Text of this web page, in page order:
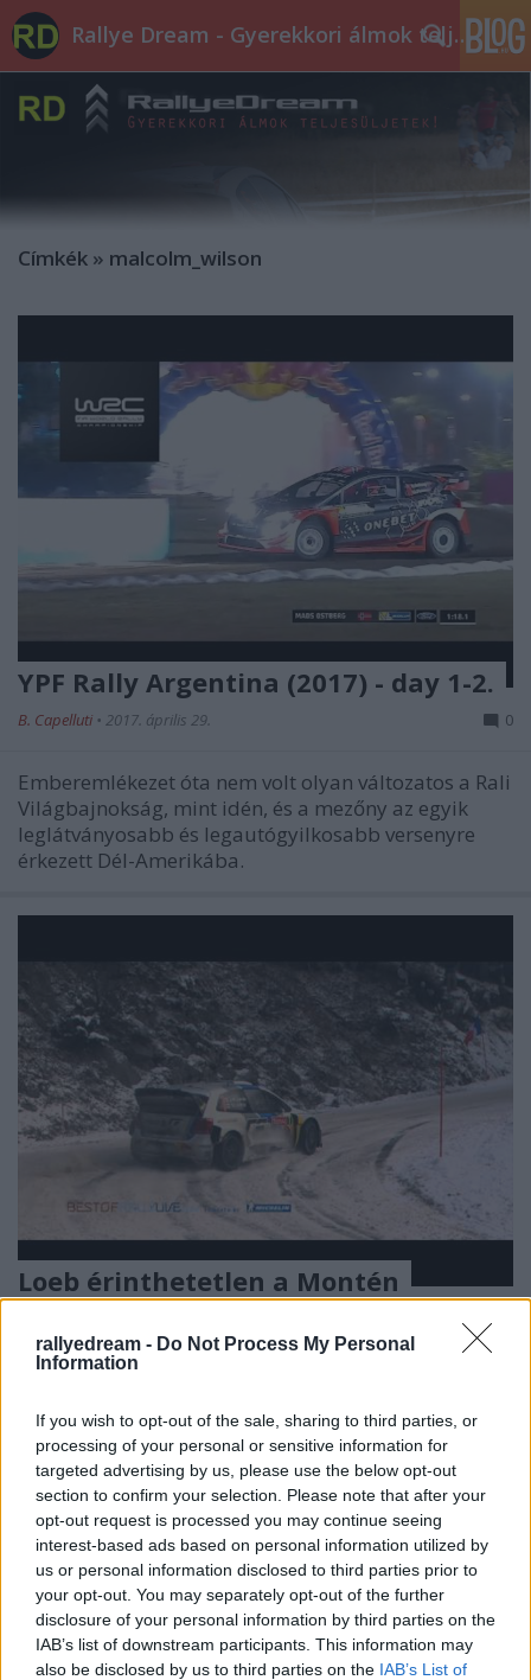
rallyedream - Do Not Process My Personal
Information
If you wish to opt-out of the sale, sharing to third parties, or
processing of your personal or sensitive information for
targeted advertising by us, please use the below opt-out
section to confirm your selection. Please note that after your
opt-out request is processed you may continue seeing
interest-based ads based on personal information utilized by
us or personal information disclosed to third parties prior to
your opt-out. You may separately opt-out of the further
disclosure of your personal information by third parties on the
IAB’s list of downstream participants. This information may
also be disclosed by us to third parties on the IAB’s List of
Rallye Dream - Gyerekkori álmok teljesüljetek!
Címkék » malcolm_wilson
YPF Rally Argentina (2017) - day 1-2.
B. Capelluti • 2017. április 29. 0
Emberemlékezet óta nem volt olyan változatos a Rali
Világbajnokság, mint idén, és a mezőny az egyik
leglátványosabb és legautógyilkosabb versenyre
érkezett Dél-Amerikába.
Loeb érinthetetlen a Montén
verseny elején nagyon siet és kockáztat, a többiek
lemaradnak, ő meg beosztja az itt megszerzett
előnyét. A szerdai négy gyorsasági szakaszból
hármat megnyert, nap végére 1:20…